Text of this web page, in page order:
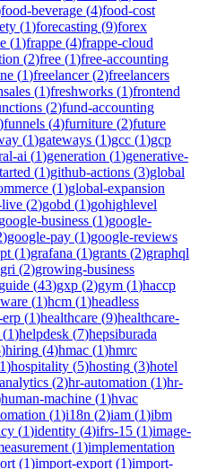
food-beverage (4)food-cost
(1)forecasting (9)forex
(1)frappe (4)frappe-cloud
(2)free (1)free-accounting
(1)freelancer(2)freelancers
(1)freshworks (1)frontend
(2)fund-accounting
)funnels (4)furniture (2)future
(1)gateways (1)gcc (1)gcp
ai (1)generation (1)generative-
(1)github-actions (3)global
(1)global-expansion
live (2)gobd (1)gohighlevel
google-business (1)google-
)google-pay (1)google-reviews
(1)grafana (1)grants (2)graphql
gri (2)growing-business
guide (43)gxp (2)gym (1)haccp
(1)hcm (1)headless
erp (1)healthcare (9)healthcare-
(1)helpdesk (7)hepsiburada
)hiring (4)hmac (1)hmrc
1)hospitality (5)hosting (3)hotel
(2)hr-automation (1)hr-
human-machine (1)hvac
(1)i18n (2)iam (1)ibm
(1)identity (4)ifrs-15 (1)image-
(1)implementation
(1)import-export (1)import-